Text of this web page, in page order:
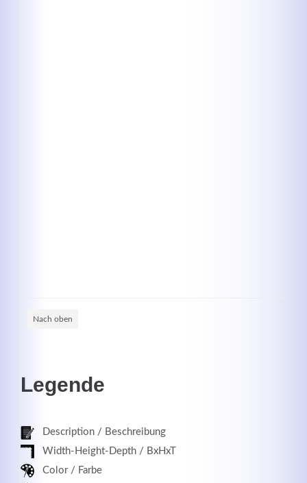
Nach oben
Legende
Description / Beschreibung
Width-Height-Depth / BxHxT
Color / Farbe
Login